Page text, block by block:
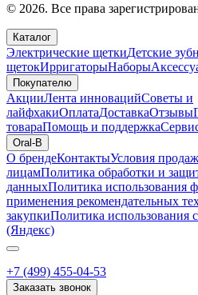
© 2026. Все права
Каталог
Электрические щеткиДетские
щетокИрригаторыНаборы
Покупателю
АкцииЛента инновацийСоветы и
лайфхакиОплатаДоставкаОтзывы
товараПомощь и поддержка
Oral-B
О брендеКонтактыУсловия
лицамПолитика обработки и
данныхПолитика использования
применения рекомендательных
закупкиПолитика использования
(Яндекс)
+7 (499) 455-04-53
Заказать звонок